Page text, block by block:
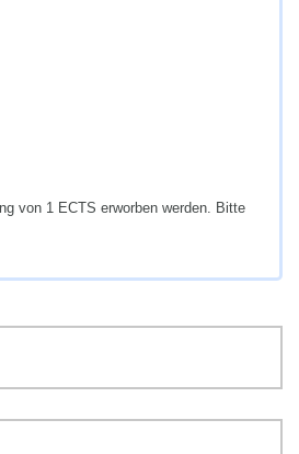
von 1 ECTS erworben werden. Bitte